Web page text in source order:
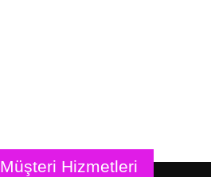
Müşteri Hizmetleri